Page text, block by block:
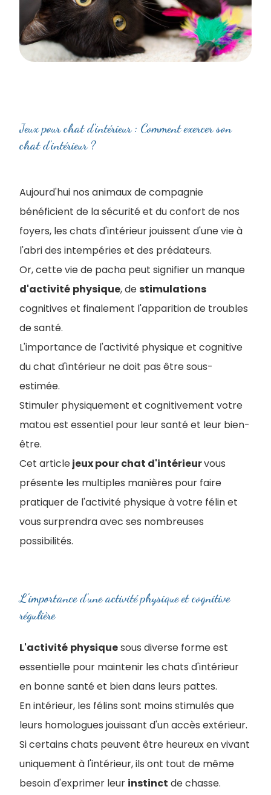
Jeux pour chat d'intérieur : Comment exercer son
chat d'intérieur ?
Aujourd'hui nos animaux de compagnie
bénéficient de la sécurité et du confort de nos
foyers, les chats d'intérieur jouissent d'une vie à
l'abri des intempéries et des prédateurs.
Or, cette vie de pacha peut signifier un manque
d'activité physique, destimulations
cognitives et finalement l'apparition de troubles
de santé.
L'importance de l'activité physique et cognitive
du chat d'intérieur ne doit pas être sous-
estimée.
Stimuler physiquement et cognitivement votre
matou est essentiel pour leur santé et leur bien-
être.
Cet articlejeux pour chat d'intérieurvous
présente les multiples manières pour faire
pratiquer de l'activité physique à votre félin et
vous surprendra avec ses nombreuses
possibilités.
L'importance d'une activité physique et cognitive
régulière
L'activité physiquesous diverse forme est
essentielle pour maintenir les chats d'intérieur
en bonne santé et bien dans leurs pattes.
En intérieur, les félins sont moins stimulés que
leurs homologues jouissant d'un accès extérieur.
Si certains chats peuvent être heureux en vivant
uniquement à l'intérieur, ils ont tout de même
besoin d'exprimer leur instinct de chasse.